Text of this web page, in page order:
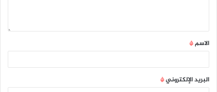
الاسم*
البريد الإلكتروني*